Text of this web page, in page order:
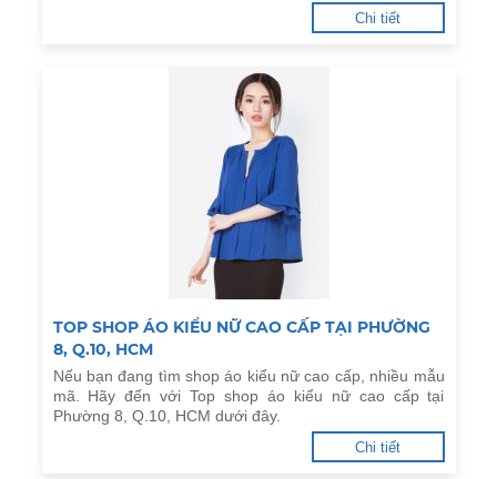
Chi tiết
TOP SHOP ÁO KIỂU NỮ CAO CẤP TẠI PHƯỜNG
8, Q.10, HCM
Nếu bạn đang tìm shop áo kiểu nữ cao cấp, nhiều mẫu
mã. Hãy đến với Top shop áo kiểu nữ cao cấp tại
Phường 8, Q.10, HCM dưới đây.
Chi tiết